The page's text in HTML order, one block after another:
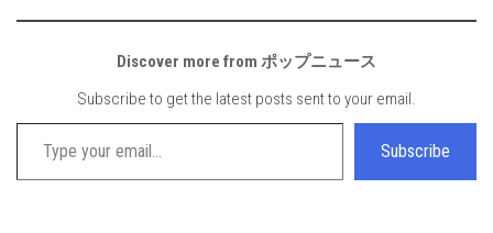
Discover more from ポップニュース
Subscribe to get the latest posts sent to your email.
Type your email…
Subscribe